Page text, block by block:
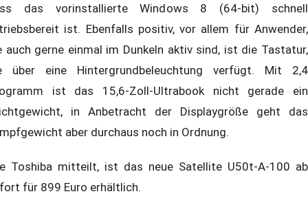
das vorinstallierte Windows 8 (64-bit) schnell
ist. Ebenfalls positiv, vor allem für Anwender,
auch gerne einmal im Dunkeln aktiv sind, ist die Tastatur,
über eine Hintergrundbeleuchtung verfügt. Mit 2,4
ist das 15,6-Zoll-Ultrabook nicht gerade ein
in Anbetracht der Displaygröße geht das
aber durchaus noch in Ordnung.
Toshiba mitteilt, ist das neue Satellite U50t-A-100 ab
für 899 Euro erhältlich.